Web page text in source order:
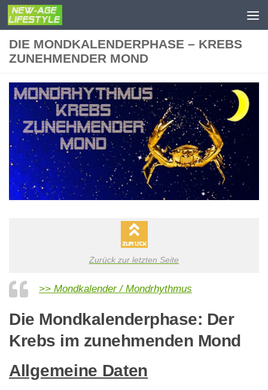
Zum Inhalt springen
DIE MONDKALENDERPHASE – KREBS
ZUNEHMENDER MOND
Zurück zur letzten Seite
>> Mondkalender / Mondrhythmus
Die Mondkalenderphase: Der
Krebs im zunehmenden Mond
Allgemeine Daten